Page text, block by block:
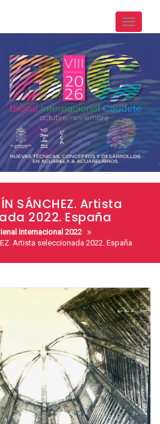
Toggle
SÁNCHEZ. Artista
2022. España
Internacional 2022
Artista seleccionada 2022. España